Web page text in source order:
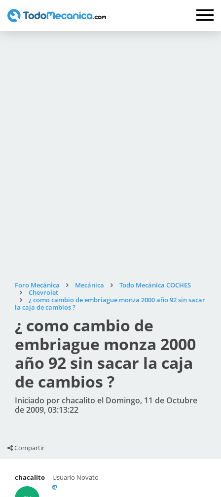
Foro Mecánica Mecánica
Todo Mecánica COCHES
Chevrolet
¿ como cambio de embriague monza 2000 año 92 sin sacar
la caja de cambios ?
¿ como cambio de
embriague monza 2000
año 92 sin sacar la caja
de cambios ?
Iniciado por chacalito el Domingo, 11 de Octubre
de 2009, 03:13:22
Compartir
chacalito Usuario Novato